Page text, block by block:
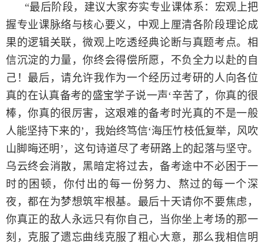
“最后阶段，建议大家夯实专业课体系：宏观上把
握专业课脉络与核心要义，中观上厘清各阶段理论成
果的逻辑关联，微观上吃透经典论断与真题考点。相
信沉淀的力量，你终会得偿所愿，不负全力以赴的自
己！最后，请允许我作为一个经历过考研的人向各位
真的在认真备考的盛宝学子说一声‘辛苦了，你真的很
棒，你真的很厉害，这艰难的备考时光真的不是一般
人能坚持下来的’，我始终笃信‘海压竹枝低复举，风吹
山脚晦还明’，这句诗道尽了考研路上的起落与坚守。
乌云终会消散，黑暗定将过去，备考途中不必困于一
时的困顿，你付出的每一份努力、熬过的每一个深
夜，都在为梦想筑牢根基。最后十天请你不要焦虑，
你真正的敌人永远只有你自己，当你坐上考场的那一
刻，克服了遗忘曲线克服了粗心大意，那么我相信明